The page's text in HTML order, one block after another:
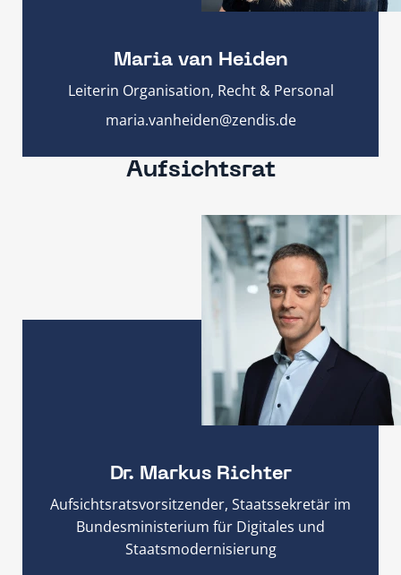
Maria van Heiden
Leiterin Organisation, Recht & Personal
maria.vanheiden@zendis.de
Aufsichtsrat
Dr. Markus Richter
Aufsichtsratsvorsitzender, Staatssekretär im
Bundesministerium für Digitales und
Staatsmodernisierung